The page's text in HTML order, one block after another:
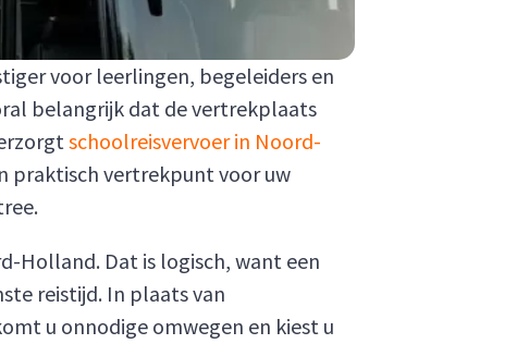
voor leerlingen, begeleiders en
belangrijk dat de vertrekplaats
schoolreisvervoer in Noord-
praktisch vertrekpunt voor uw
Holland. Dat is logisch, want een
reistijd. In plaats van
u onnodige omwegen en kiest u